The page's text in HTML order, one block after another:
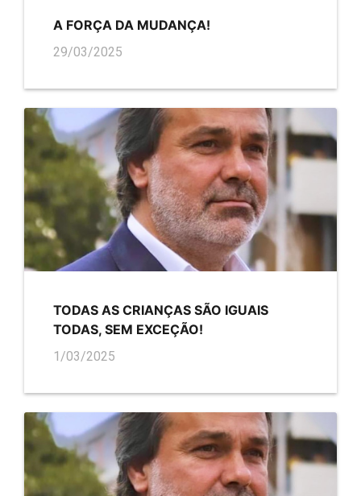
A FORÇA DA MUDANÇA!
29/03/2025
TODAS AS CRIANÇAS SÃO IGUAIS
TODAS, SEM EXCEÇÃO!
1/03/2025